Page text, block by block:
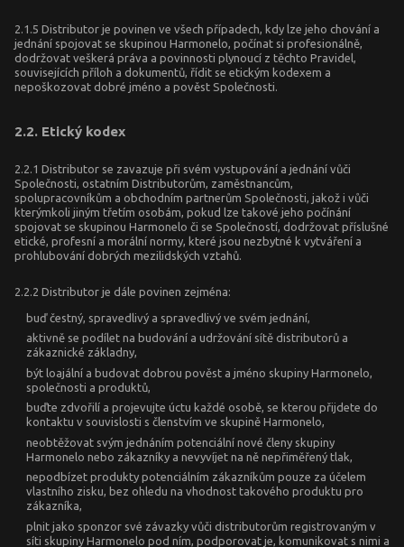
2.1.5 Distributor je povinen ve všech případech, kdy lze jeho chování a
jednání spojovat se skupinou Harmonelo, počínat si profesionálně,
dodržovat veškerá práva a povinnosti plynoucí z těchto Pravidel,
souvisejících příloh a dokumentů, řídit se etickým kodexem a
nepoškozovat dobré jméno a pověst Společnosti.
2.2. Etický kodex
2.2.1 Distributor se zavazuje při svém vystupování a jednání vůči
Společnosti, ostatním Distributorům, zaměstnancům,
spolupracovníkům a obchodním partnerům Společnosti, jakož i vůči
kterýmkoli jiným třetím osobám, pokud lze takové jeho počínání
spojovat se skupinou Harmonelo či se Společností, dodržovat příslušné
etické, profesní a morální normy, které jsou nezbytné k vytváření a
prohlubování dobrých mezilidských vztahů.
2.2.2 Distributor je dále povinen zejména:
buď čestný, spravedlivý a spravedlivý ve svém jednání,
aktivně se podílet na budování a udržování sítě distributorů a
zákaznické základny,
být loajální a budovat dobrou pověst a jméno skupiny Harmonelo,
společnosti a produktů,
buďte zdvořilí a projevujte úctu každé osobě, se kterou přijdete do
kontaktu v souvislosti s členstvím ve skupině Harmonelo,
neobtěžovat svým jednáním potenciální nové členy skupiny
Harmonelo nebo zákazníky a nevyvíjet na ně nepřiměřený tlak,
nepodbízet produkty potenciálním zákazníkům pouze za účelem
vlastního zisku, bez ohledu na vhodnost takového produktu pro
zákazníka,
plnit jako sponzor své závazky vůči distributorům registrovaným v
síti skupiny Harmonelo pod ním, podporovat je, komunikovat s nimi a